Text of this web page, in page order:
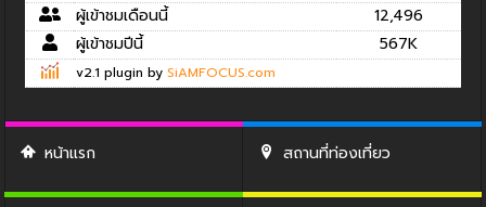
ผู้เข้าชมเดือนนี้
12,496
ผู้เข้าชมปีนี้
567K
v2.1 plugin by SiAMFOCUS.com
หน้าแรก สถานที่ท่องเที่ยว